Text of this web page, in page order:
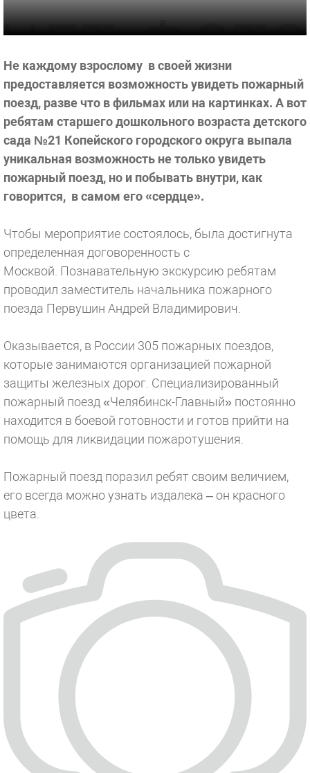
Не каждому взрослому в своей жизни
предоставляется возможность увидеть пожарный
поезд, разве что в фильмах или на картинках. А вот
ребятам старшего дошкольного возраста детского
сада №21 Копейского городского округа выпала
уникальная возможность не только увидеть
пожарный поезд, но и побывать внутри, как
говорится, в самом его «сердце».
Чтобы мероприятие состоялось, была достигнута
определенная договоренность с
Москвой. Познавательную экскурсию ребятам
проводил заместитель начальника пожарного
поезда Первушин Андрей Владимирович.
Оказывается, в России 305 пожарных поездов,
которые занимаются организацией пожарной
защиты железных дорог. Специализированный
пожарный поезд «Челябинск-Главный» постоянно
находится в боевой готовности и готов прийти на
помощь для ликвидации пожаротушения.
Пожарный поезд поразил ребят своим величием,
его всегда можно узнать издалека – он красного
цвета.